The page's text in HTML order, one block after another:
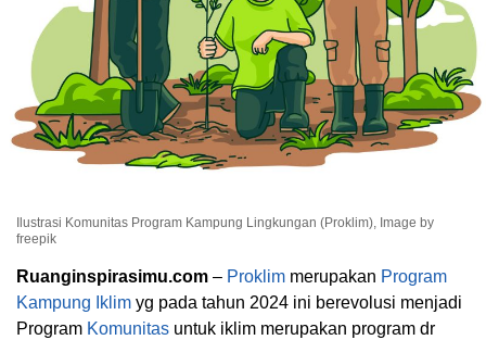
Ilustrasi Komunitas Program Kampung Lingkungan (Proklim), Image by
freepik
Ruanginspirasimu.com – Proklim merupakan Program
Kampung Iklim yg pada tahun 2024 ini berevolusi menjadi
Program Komunitas untuk iklim merupakan program dr